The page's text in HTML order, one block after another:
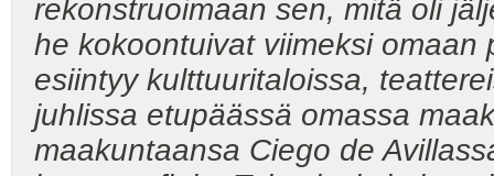
rekonstruoimaan sen, mitä oli
he kokoontuivat viimeksi
esiintyy kulttuuritaloissa,
juhlissa etupäässä omassa
maakuntaansa Ciego de